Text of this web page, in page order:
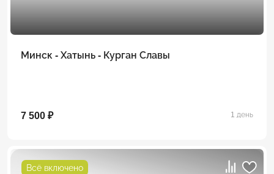
Минск - Хатынь - Курган Славы
7 500 ₽ 1 день
Всё включено